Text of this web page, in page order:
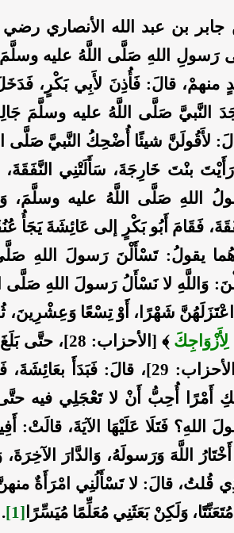
بن عبد الله الأنصاري
رَسولِ اللهِ صَلَّى اللَّهُ عليه
منهمْ، قالَ: فَأُذِنَ لأَبِي بَكْرٍ،
النَّبيَّ صَلَّى اللَّهُ عليه وسلَّمَ
لأَقُولَنَّ شيئًا أُضْحِكُ النَّبيَّ صَلَّى
بنْتَ خَارِجَةَ، سَأَلَتْنِي
اللهِ صَلَّى اللَّهُ عليه وسلَّمَ،
فَقَامَ أَبُو بَكْرٍ إلى عَائِشَةَ يَجَأُ
يقولُ: تَسْأَلْنَ رَسولَ اللهِ
وَاللَّهِ لا نَسْأَلُ رَسولَ اللهِ صَلَّى
شَهْرًا، أَوْ تِسْعًا وَعِشْرِينَ،
﴾ [الأحزاب: 28]، حتَّى بَلَغَ ﴿
﴾ [الأحزاب: 29]، قالَ:
أَمْرًا أُحِبُّ أَنْ لا تَعْجَلِي فيه
اللهِ؟ فَتَلَا عَلَيْهَا الآيَةَ،
اللَّهَ وَرَسولَهُ، وَالدَّارَ
قُلتُ، قالَ: لا تَسْأَلُنِي امْرَأَةٌ منهنَّ
مُتَعَنِّتًا، وَلَكِنْ بَعَثَنِي مُعَلِّمًا مُيَسِّرًا [1]
.